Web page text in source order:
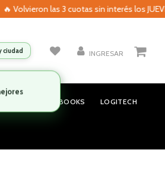
las 3 cuotas sin interés los JUEVES
ciudad INGRESAR
NOTEBOOKS LOGITECH